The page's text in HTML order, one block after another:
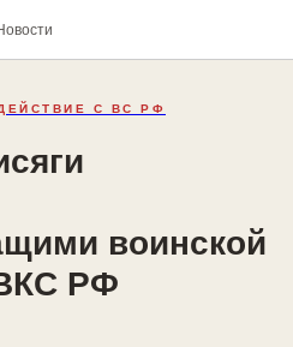
С ВС РФ
воинской
РФ